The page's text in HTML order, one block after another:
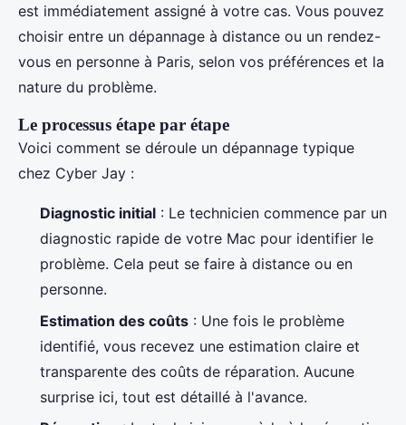
est immédiatement assigné à votre cas. Vous pouvez
choisir entre un dépannage à distance ou un rendez-
vous en personne à Paris, selon vos préférences et la
nature du problème.
Le processus étape par étape
Voici comment se déroule un dépannage typique
chez Cyber Jay :
Diagnostic initial : Le technicien commence par un
diagnostic rapide de votre Mac pour identifier le
problème. Cela peut se faire à distance ou en
personne.
Estimation des coûts : Une fois le problème
identifié, vous recevez une estimation claire et
transparente des coûts de réparation. Aucune
surprise ici, tout est détaillé à l'avance.